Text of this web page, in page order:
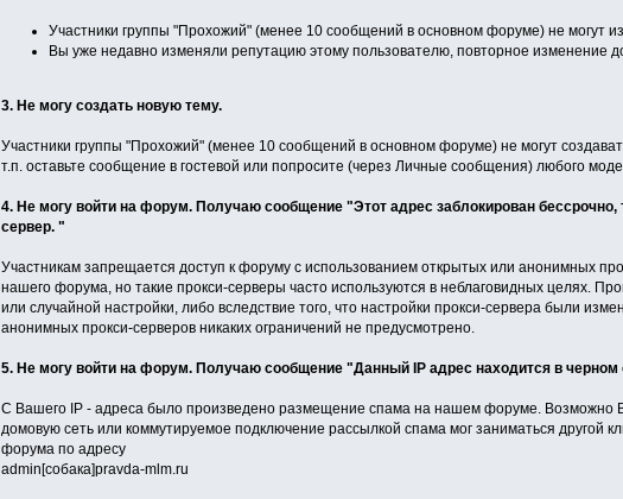
Участники группы "Прохожий" (менее 10 сообщений в основном форуме) не могут
Вы уже недавно изменяли репутацию этому пользователю, повторное изменение
3. Не могу создать новую тему.
Участники группы "Прохожий" (менее 10 сообщений в основном форуме) не могут
т.п. оставьте сообщение в гостевой или попросите (через Личные сообщения) любого
4. Не могу войти на форум. Получаю сообщение "Этот адрес заблокирован
сервер. "
Участникам запрещается доступ к форуму с использованием открытых или анонимных
нашего форума, но такие прокси-серверы часто используются в неблаговидных целях.
или случайной настройки, либо вследствие того, что настройки прокси-сервера были
анонимных прокси-серверов никаких ограничений не предусмотрено.
5. Не могу войти на форум. Получаю сообщение "Данный IP адрес находится в черном
С Вашего IP - адреса было произведено размещение спама на нашем форуме. Возможно
домовую сеть или коммутируемое подключение рассылкой спама мог заниматься другой
форума по адресу
admin[собака]pravda-mlm.ru